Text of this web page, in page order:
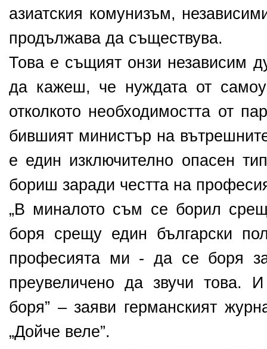
азиатския комунизъм,
продължава да съществува.
Това е същият онзи независим
да кажеш, че нуждата от
отколкото необходимостта от
бившият министър на
е един изключително опасен
бориш заради честта на
„В миналото съм се борил
боря срещу един български
професията ми - да се боря
преувеличено да звучи
боря” – заяви германският
„Дойче веле”.